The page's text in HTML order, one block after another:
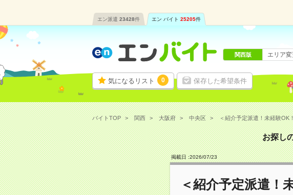
エン派遣 23428件 エン バイト 25205件
気になるリスト 0 保存した希望条件
関西版 エリア変
バイトTOP 関西 大阪府 中央区 ＜紹介予定派遣！未経験OK
お探し
掲載日 :2026/07/23
＜紹介予定派遣！